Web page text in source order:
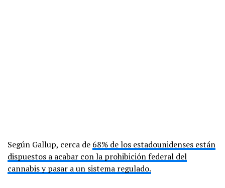
Según Gallup, cerca de 68% de los estadounidenses están
dispuestos a acabar con la prohibición federal del
cannabis y pasar a un sistema regulado.